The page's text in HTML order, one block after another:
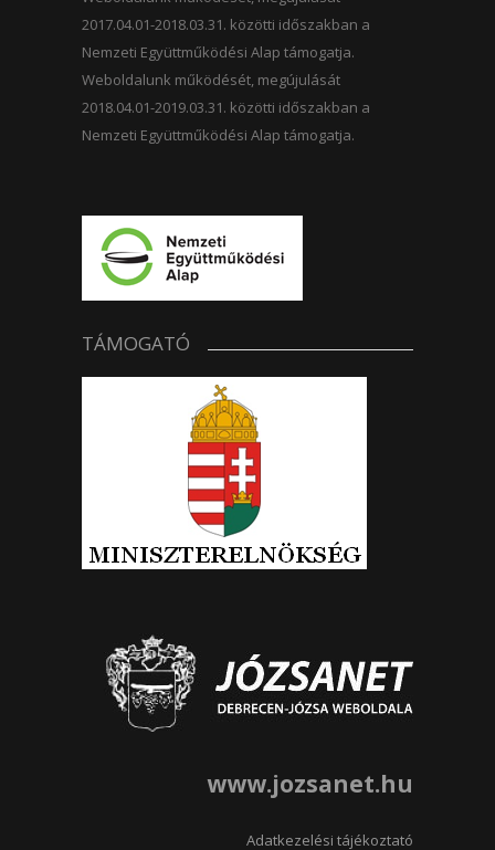
2017.04.01-2018.03.31. közötti időszakban a
Nemzeti Együttműködési Alap támogatja.
Weboldalunk működését, megújulását
2018.04.01-2019.03.31. közötti időszakban a
Nemzeti Együttműködési Alap támogatja.
TÁMOGATÓ
www.jozsanet.hu
Adatkezelési tájékoztató